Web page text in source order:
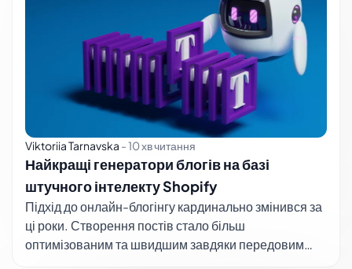
Viktoriia Tarnavska -10 хв читання
Найкращі генератори блогів на базі
штучного інтелекту Shopify
Підхід до онлайн-блогінгу кардинально змінився за
ці роки. Створення постів стало більш
оптимізованим та швидшим завдяки передовим